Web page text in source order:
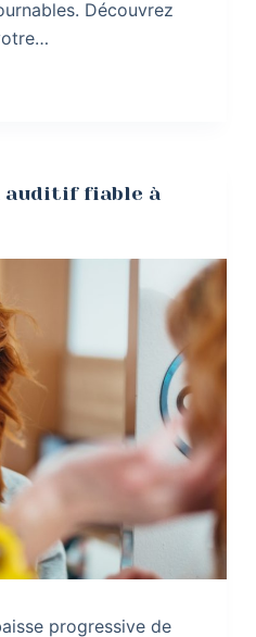
Découvrez
auditif fiable à
progressive de